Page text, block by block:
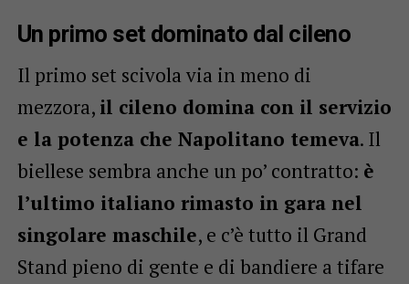
Un primo set dominato dal cileno
Il primo set scivola via in meno di
mezzora, il cileno domina con il servizio
e la potenza che Napolitano temeva. Il
biellese sembra anche un po’ contratto: è
l’ultimo italiano rimasto in gara nel
singolare maschile, e c’è tutto il Grand
Stand pieno di gente e di bandiere a tifare